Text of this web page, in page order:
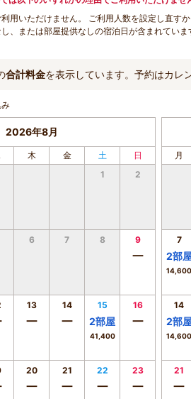
用いただけません。 ご利用人数を設定し直す
し、または部屋提供なしの宿泊日が含まれてい
合計料金を表示しています。予約はカレ
2026年8月
木 金 土
日
1
2
6 7 8 9
ー
13
ー
14
ー
15
2部屋
41,400
16
ー
20
ー
21
ー
22
ー
23
ー
月
7
2部
14,600
14
2部
14,600
21
ー